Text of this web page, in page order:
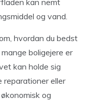
og vand.
hvordan du bedst
boligejere er
kan holde sig
eller
og